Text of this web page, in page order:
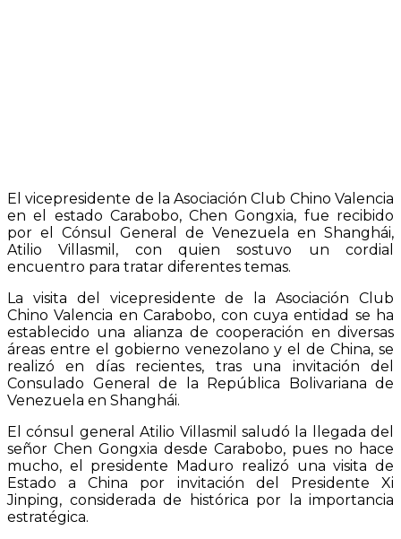
El vicepresidente de la Asociación Club Chino Valencia
en el estado Carabobo, Chen Gongxia, fue recibido
por el Cónsul General de Venezuela en Shanghái,
Atilio Villasmil, con quien sostuvo un cordial
encuentro para tratar diferentes temas.
La visita del vicepresidente de la Asociación Club
Chino Valencia en Carabobo, con cuya entidad se ha
establecido una alianza de cooperación en diversas
áreas entre el gobierno venezolano y el de China, se
realizó en días recientes, tras una invitación del
Consulado General de la República Bolivariana de
Venezuela en Shanghái.
El cónsul general Atilio Villasmil saludó la llegada del
señor Chen Gongxia desde Carabobo, pues no hace
mucho, el presidente Maduro realizó una visita de
Estado a China por invitación del Presidente Xi
Jinping, considerada de histórica por la importancia
estratégica.